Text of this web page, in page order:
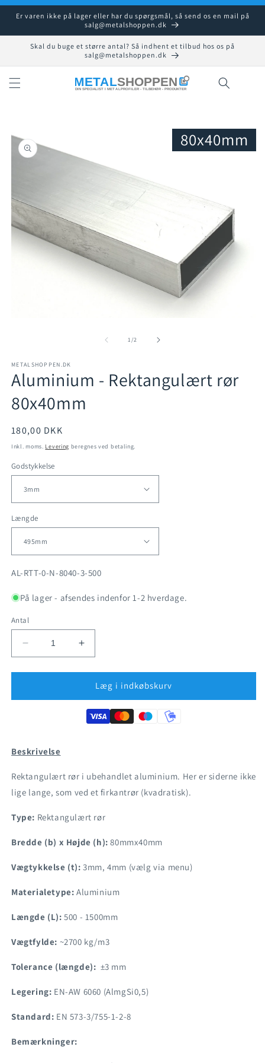
Gå til
indhold
Er varen ikke på lager eller har du spørgsmål, så send os en mail på
salg@metalshoppen.dk
Skal du buge et større antal? Så indhent et tilbud hos os på
salg@metalshoppen.dk
til
1/af2
80x40mm
METALSHOPPEN.DK
Aluminium - Rektangulært rør
80x40mm
Normalpris
180,00 DKK
Inkl. moms. Levering beregnes ved betaling.
Godstykkelse
Længde
SKU:
AL-RTT-0-N-8040-3-500
På lager - afsendes indenfor 1-2 hverdage.
Antal
Reducer
antallet
for
-
Rektangulært
Øg
antallet
for
Aluminium
-
Rektangulært
rør
Læg i indkøbskurv
Beskrivelse
Rektangulært rør i ubehandlet aluminium. Her er siderne ikke
lige lange, som ved et firkantrør (kvadratisk).
Type: Rektangulært rør
Bredde (b) x Højde (h): 80mmx40mm
Vægtykkelse (t): 3mm, 4mm (vælg via menu)
Materialetype: Aluminium
Længde (L): 500 - 1500mm
Vægtfylde: ~2700 kg/m3
Tolerance (længde): ±3 mm
Legering: EN-AW 6060 (AlmgSi0,5)
Standard: EN 573-3/755-1-2-8
Bemærkninger: